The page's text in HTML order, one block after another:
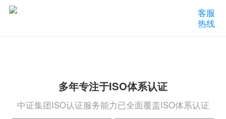
客服
热线
多年专注于ISO体系认证
中证集团ISO认证服务能力已全面覆盖ISO体系认证